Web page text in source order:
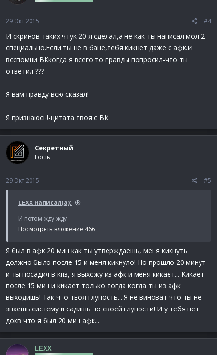
29 Окт 2015 #4
И скринов таких чтук 20 я сделал,а не как ты написал мол 2
специально.Если ты не в бане,тебя кикнет даже с афк.И
всспомни ВКкогда я всего то правды попросил-что ты
ответил ???
Я вам правду всю сказал!
Я признаюсь!-цитата твоя с ВК
Секретный
Гость
29 Окт 2015 #5
LEXX написал(а):
И потом жду-жду
Посмотреть вложение 466
Я был в афк 20 мин как ты утверждаешь, меня кикнуть
должно было после 15 и меня кикнуло! Но прошло 20 минут
и ты посадил в кпз, я выхожу из афк и меня кикает... Кикает
после 15 мин и кикает только тогда когда ты из афк
выходишь! Так что твоя глупость... Я не виноват что ты не
знаешь систему и садишь по своей глупости! И у тебя нет
докв что я был 20 мин афк...
LEXX